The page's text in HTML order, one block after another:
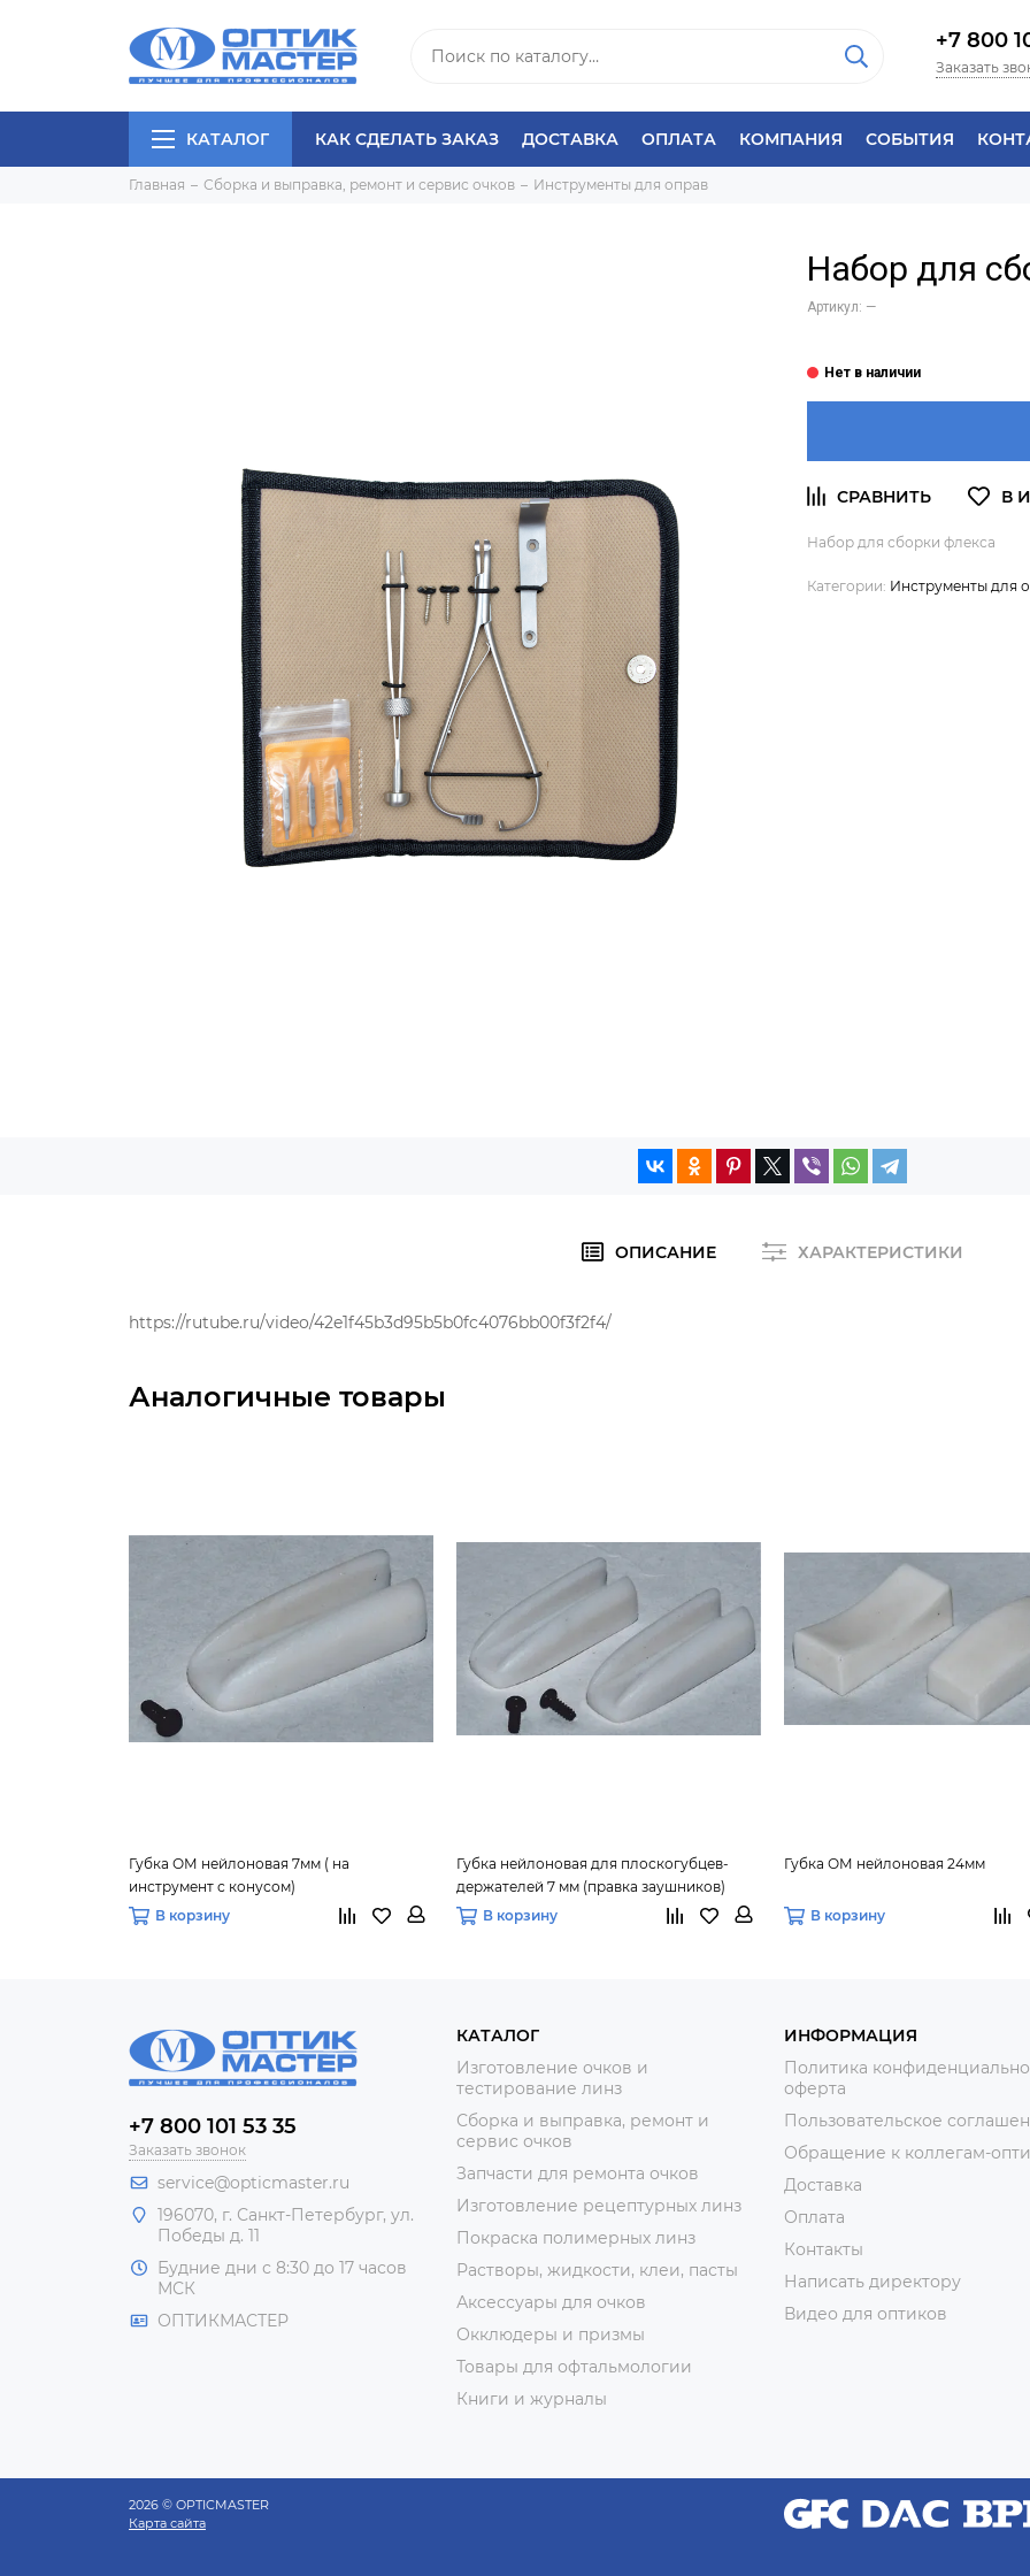
+7 800
Заказать
КАТАЛОГ КАК СДЕЛАТЬ ЗАКАЗ ДОСТАВКА ОПЛАТА КОМПАНИЯ СОБЫТИЯ
Главная Сборка и выправка, ремонт и сервис очков Инструменты для оправ
Набор для
Артикул: —
Набор для сборки флекса
Категории: Инструменты для
ОПИСАНИЕ ХАРАКТЕРИСТИКИ
https://rutube.ru/video/42e1f45b3d95b5b0fc4076bb00f3f2f4/
Аналогичные товары
Губка ОМ нейлоновая 7мм ( на
инструмент с конусом)
В корзину
Губка нейлоновая для плоскогубцев-
держателей 7 мм (правка заушников)
В корзину
Губка ОМ нейлоновая 24мм
В корзину
+7 800 101 53 35
Заказать звонок
service@opticmaster.ru
196070, г. Санкт-Петербург, ул.
Победы д. 11
Будние дни с 8:30 до 17 часов
МСК
ОПТИКМАСТЕР
КАТАЛОГ
Изготовление очков и
тестирование линз
Сборка и выправка, ремонт и
сервис очков
Запчасти для ремонта очков
Изготовление рецептурных линз
Покраска полимерных линз
Растворы, жидкости, клеи, пасты
Аксессуары для очков
Окклюдеры и призмы
Товары для офтальмологии
Книги и журналы
ИНФОРМАЦИЯ
Политика
оферта
Пользовательское
Обращение к коллегам-
Доставка
Оплата
Контакты
Написать директору
Видео для оптиков
2026 © OPTICMASTER
Карта сайта